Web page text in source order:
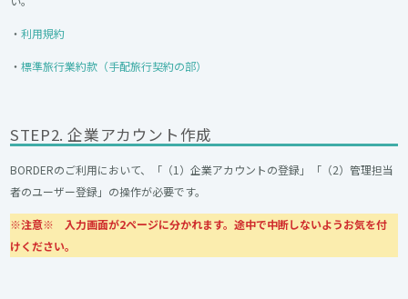
・利用規約
・標準旅行業約款（手配旅行契約の部）
STEP2. 企業アカウント作成
BORDERのご利用において、「（1）企業アカウントの登録」「（2）管理担当
者のユーザー登録」の操作が必要です。
※注意※ 入力画面が2ページに分かれます。途中で中断しないようお気を付
けください。